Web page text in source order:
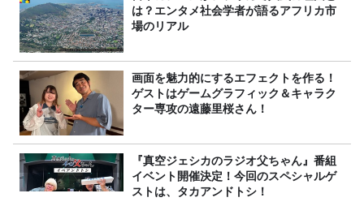
は？エンタメ社会学者が語るアフリカ市
場のリアル
画面を魅力的にするエフェクトを作る！
ゲストはゲームグラフィック＆キャラク
ター専攻の遠藤里桜さん！
『真空ジェシカのラジオ父ちゃん』番組
イベント開催決定！今回のスペシャルゲ
ストは、タカアンドトシ！